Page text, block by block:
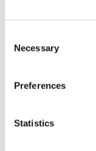
Selection
Necessary
Preferences
Statistics
BRUGTE
RESERVEDELE
NYHEDER